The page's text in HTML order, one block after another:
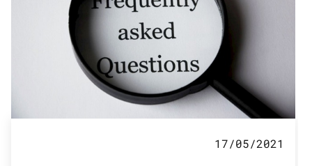
17/05/2021